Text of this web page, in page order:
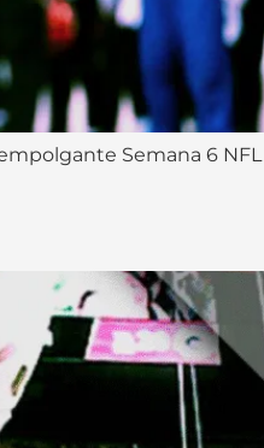
Semana 6 NFL